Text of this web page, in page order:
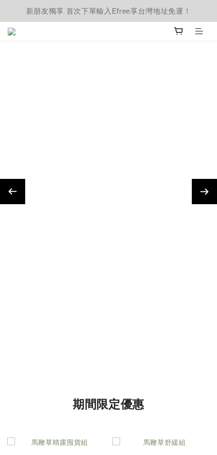
新朋友獨享 首次下單輸入Efree享台灣地址免運！
期間限定優惠